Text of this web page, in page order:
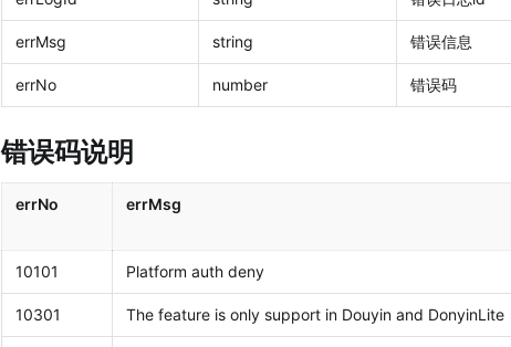
errMsg string 错误信息
errNo number 错误码
错误码说明
errNo errMsg
10101 Platform auth deny
10301 The feature is only support in Douyin and DonyinLite